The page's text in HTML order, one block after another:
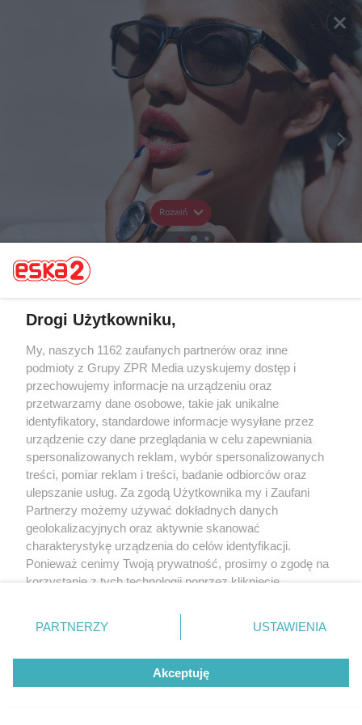
Rozwiń
Drogi Użytkowniku,
My, naszych 1162 zaufanych partnerów oraz inne
podmioty z Grupy ZPR Media uzyskujemy dostęp i
przechowujemy informacje na urządzeniu oraz
przetwarzamy dane osobowe, takie jak unikalne
identyfikatory, standardowe informacje wysyłane przez
urządzenie czy dane przeglądania w celu zapewniania
spersonalizowanych reklam, wybór spersonalizowanych
treści, pomiar reklam i treści, badanie odbiorców oraz
ulepszanie usług. Za zgodą Użytkownika my i Zaufani
Partnerzy możemy używać dokładnych danych
geolokalizacyjnych oraz aktywnie skanować
charakterystykę urządzenia do celów identyfikacji.
Ponieważ cenimy Twoją prywatność, prosimy o zgodę na
korzystanie z tych technologii poprzez kliknięcie
zmienić/wycofać klikając przycisk ustawień prywatności
znajdujący się w lewym dolnym rogu strony
rodzaje przetwarzania danych nie wymagają zgody
użytkownika, ale masz prawo sprzeciwić się takiemu
przetwarzaniu. Preferencje będą miały zastosowanie tylko
PARTNERZY USTAWIENIA
Akceptuję